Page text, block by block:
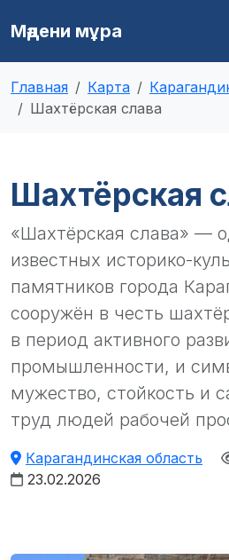
Мәдени мұра
Главная Карта
Шахтёрская слава
Шахтёрская
«Шахтёрская слава» —
известных историко-
памятников города
сооружён в честь
в период активного
промышленности, и
мужество, стойкость и
труд людей рабочей
Карагандинская область
23.02.2026